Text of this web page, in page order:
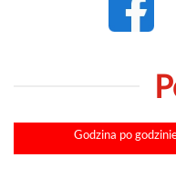
Godzina po